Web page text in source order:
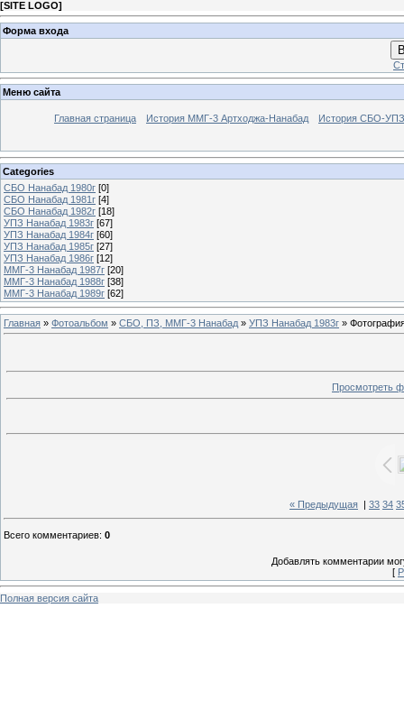
[SITE LOGO]
Форма входа
Меню сайта
Главная страница История ММГ-3 Артходжа-Нанабад История СБО-УПЗ
Categories
СБО Нанабад 1980г [0]
СБО Нанабад 1981г [4]
СБО Нанабад 1982г [18]
УПЗ Нанабад 1983г [67]
УПЗ Нанабад 1984г [60]
УПЗ Нанабад 1985г [27]
УПЗ Нанабад 1986г [12]
ММГ-3 Нанабад 1987г [20]
ММГ-3 Нанабад 1988г [38]
ММГ-3 Нанабад 1989г [62]
Главная » Фотоальбом » СБО, ПЗ, ММГ-3 Нанабад » УПЗ Нанабад 1983г »
Просмотреть
« Предыдущая 33 34
Всего комментариев: 0
Добавлять комментарии
[
Полная версия сайта